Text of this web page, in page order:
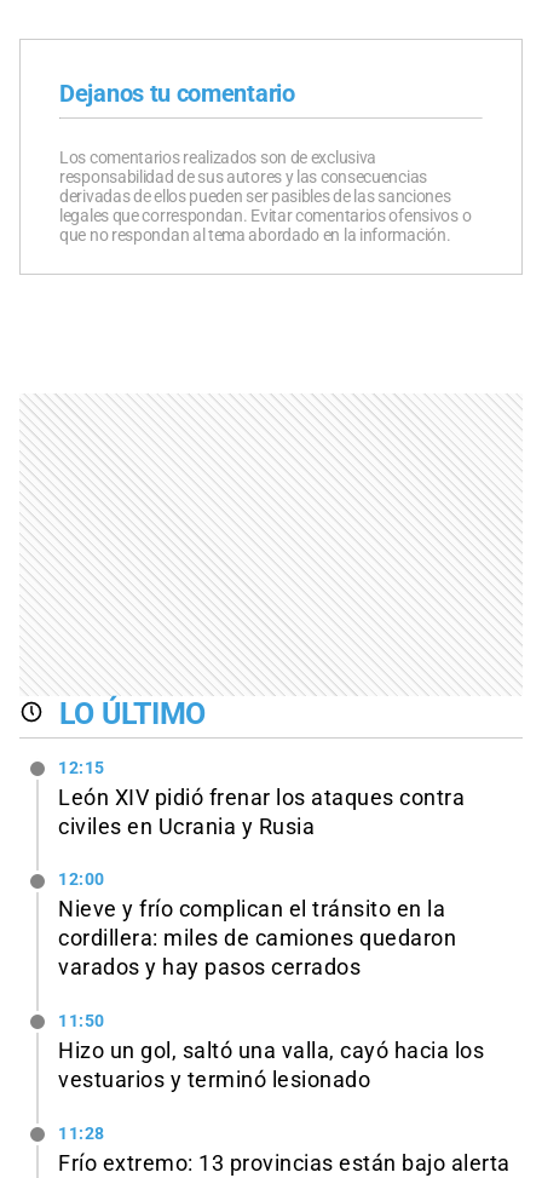
Dejanos tu comentario
Los comentarios realizados son de exclusiva
responsabilidad de sus autores y las consecuencias
derivadas de ellos pueden ser pasibles de las sanciones
legales que correspondan. Evitar comentarios ofensivos o
que no respondan al tema abordado en la información.
LO ÚLTIMO
12:15
León XIV pidió frenar los ataques contra
civiles en Ucrania y Rusia
12:00
Nieve y frío complican el tránsito en la
cordillera: miles de camiones quedaron
varados y hay pasos cerrados
11:50
Hizo un gol, saltó una valla, cayó hacia los
vestuarios y terminó lesionado
11:28
Frío extremo: 13 provincias están bajo alerta